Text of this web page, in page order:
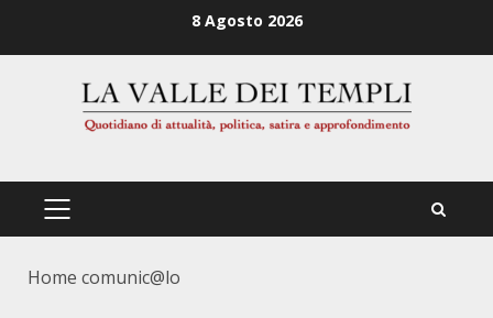
8 Agosto 2026
PRIMÄRES
Home comunic@lo